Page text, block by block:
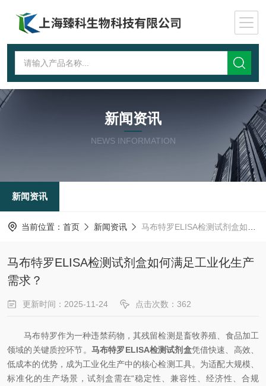
新闻资讯
NEWS INFORMATION
新闻资讯
当前位置： 首页 新闻资讯 马布特罗ELISA检测试剂盒如何满足工业化生产需求？
马布特罗ELISA检测试剂盒如何满足工业化生产
需求？
更新时间：2025-11-24 点击次数：362
马布特罗作为一种违禁药物，其残留检测是畜牧养殖、食品加工
领域的关键质控环节。 马布特罗ELISA检测试剂盒凭借快速、高效、
低成本的优势，成为工业化生产中的核心检测工具。为适配大规模、
标准化的生产场景，试剂盒需在“稳定性、兼容性、经济性、合规